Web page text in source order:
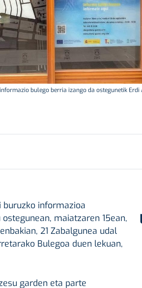
bulego berria izango da ostegunetik
buruzko informazioa
maiatzaren 15ean,
21 Zabalgunea udal
Bulegoa duen lekuan,
garden eta parte